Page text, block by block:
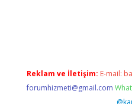
Reklam ve İletişim: E-mail:
forumhizmeti@gmail.com